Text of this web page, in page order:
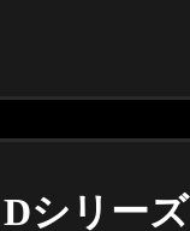
Dシリーズ